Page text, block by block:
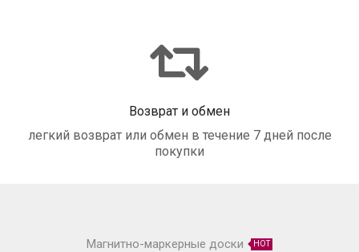
Возврат и обмен
легкий возврат или обмен в течение 7 дней после
покупки
Магнитно-маркерные доски HOT